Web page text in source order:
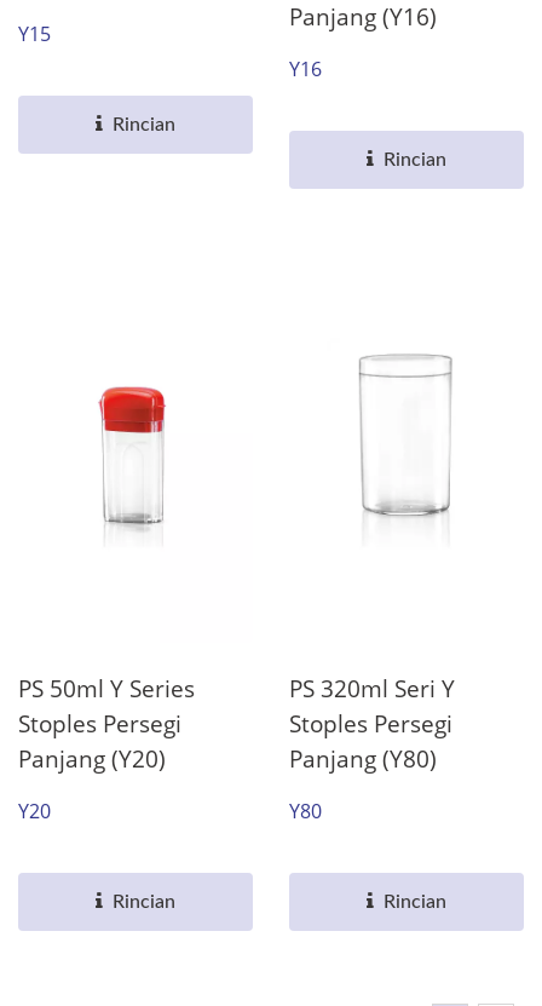
Y15
Rincian
Panjang (Y16)
Y16
Rincian
PS 50ml Y Series
Stoples Persegi
Panjang (Y20)
Y20
Rincian
PS 320ml Seri Y
Stoples Persegi
Panjang (Y80)
Y80
Rincian